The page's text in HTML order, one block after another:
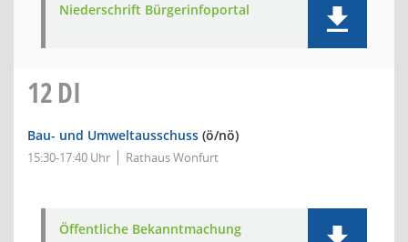
Niederschrift Bürgerinfoportal
12DI
Bau- und Umweltausschuss (ö/nö)
15:30-17:40 Uhr Rathaus Wonfurt
Öffentliche Bekanntmachung